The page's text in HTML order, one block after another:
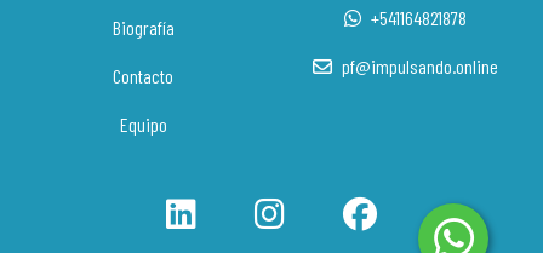
Biografía
Contacto
Equipo
+541164821878
pf@impulsando.online